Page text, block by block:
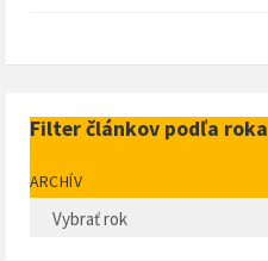
Filter článkov podľa roka
ARCHÍV